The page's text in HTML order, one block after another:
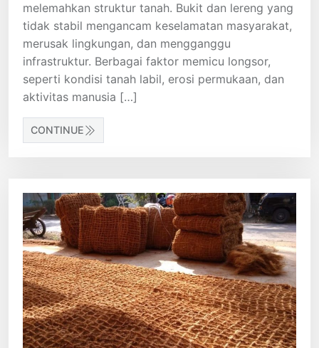
melemahkan struktur tanah. Bukit dan lereng yang
tidak stabil mengancam keselamatan masyarakat,
merusak lingkungan, dan mengganggu
infrastruktur. Berbagai faktor memicu longsor,
seperti kondisi tanah labil, erosi permukaan, dan
aktivitas manusia […]
CONTINUE